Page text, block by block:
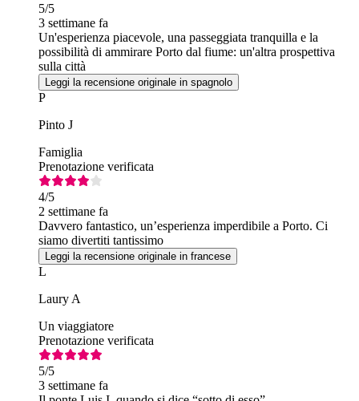
5/5
3 settimane fa
Un'esperienza piacevole, una passeggiata tranquilla e la
possibilità di ammirare Porto dal fiume: un'altra prospettiva
sulla città
Leggi la recensione originale in spagnolo
P
Pinto J
Famiglia
Prenotazione verificata
4/5
2 settimane fa
Davvero fantastico, un’esperienza imperdibile a Porto. Ci
siamo divertiti tantissimo
Leggi la recensione originale in francese
L
Laury A
Un viaggiatore
Prenotazione verificata
5/5
3 settimane fa